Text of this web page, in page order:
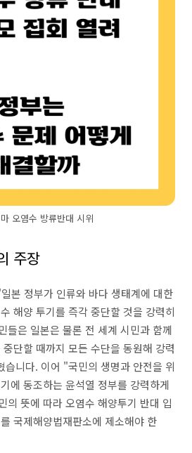
오염수 방류반대 시위
주장
본 정부가 인류와 바다 생태계에 대한
해양 투기를 즉각 중단할 것을 강력히
들은 일본은 물론 전 세계 시민과 함께
단할 때까지 모든 수단을 동원해 강력
습니다. 이어 "국민의 생명과 안전을 위
에 동조하는 윤석열 정부를 강력하게
의 뜻에 따라 오염수 해양투기 반대 입
국제해양법재판소에 제소해야 한